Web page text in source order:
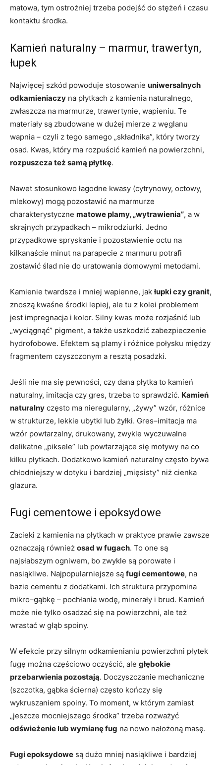
matowa, tym ostrożniej trzeba podejść do stężeń i czasu
kontaktu środka.
Kamień naturalny – marmur, trawertyn,
łupek
Najwięcej szkód powoduje stosowanie uniwersalnych
odkamieniaczy na płytkach z kamienia naturalnego,
zwłaszcza na marmurze, trawertynie, wapieniu. Te
materiały są zbudowane w dużej mierze z węglanu
wapnia – czyli z tego samego „składnika”, który tworzy
osad. Kwas, który ma rozpuścić kamień na powierzchni,
rozpuszcza też samą płytkę.
Nawet stosunkowo łagodne kwasy (cytrynowy, octowy,
mlekowy) mogą pozostawić na marmurze
charakterystyczne matowe plamy, „wytrawienia”, a w
skrajnych przypadkach – mikrodziurki. Jedno
przypadkowe spryskanie i pozostawienie octu na
kilkanaście minut na parapecie z marmuru potrafi
zostawić ślad nie do uratowania domowymi metodami.
Kamienie twardsze i mniej wapienne, jak łupki czy granit,
znoszą kwaśne środki lepiej, ale tu z kolei problemem
jest impregnacja i kolor. Silny kwas może rozjaśnić lub
„wyciągnąć” pigment, a także uszkodzić zabezpieczenie
hydrofobowe. Efektem są plamy i różnice połysku między
fragmentem czyszczonym a resztą posadzki.
Jeśli nie ma się pewności, czy dana płytka to kamień
naturalny, imitacja czy gres, trzeba to sprawdzić. Kamień
naturalny często ma nieregularny, „żywy” wzór, różnice
w strukturze, lekkie ubytki lub żyłki. Gres–imitacja ma
wzór powtarzalny, drukowany, zwykle wyczuwalne
delikatne „piksele” lub powtarzające się motywy na co
kilku płytkach. Dodatkowo kamień naturalny często bywa
chłodniejszy w dotyku i bardziej „mięsisty” niż cienka
glazura.
Fugi cementowe i epoksydowe
Zacieki z kamienia na płytkach w praktyce prawie zawsze
oznaczają również osad w fugach. To one są
najsłabszym ogniwem, bo zwykle są porowate i
nasiąkliwe. Najpopularniejsze są fugi cementowe, na
bazie cementu z dodatkami. Ich struktura przypomina
mikro–gąbkę – pochłania wodę, minerały i brud. Kamień
może nie tylko osadzać się na powierzchni, ale też
wrastać w głąb spoiny.
W efekcie przy silnym odkamienianiu powierzchni płytek
fugę można częściowo oczyścić, ale głębokie
przebarwienia pozostają. Doczyszczanie mechaniczne
(szczotka, gąbka ścierna) często kończy się
wykruszaniem spoiny. To moment, w którym zamiast
„jeszcze mocniejszego środka” trzeba rozważyć
odświeżenie lub wymianę fug na nowo nałożoną masę.
Fugi epoksydowe są dużo mniej nasiąkliwe i bardziej